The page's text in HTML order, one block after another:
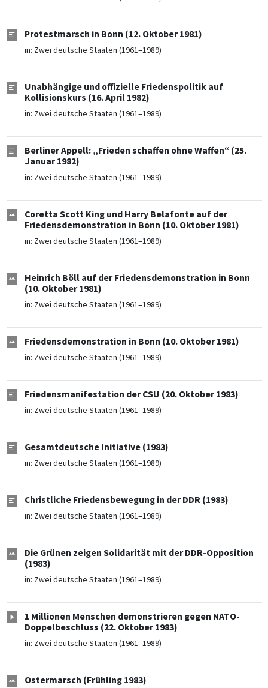
Protestmarsch in Bonn (12. Oktober 1981)
in: Zwei deutsche Staaten (1961–1989)
Unabhängige und offizielle Friedenspolitik auf
Kollisionskurs (16. April 1982)
in: Zwei deutsche Staaten (1961–1989)
Berliner Appell: „Frieden schaffen ohne Waffen“ (25.
Januar 1982)
in: Zwei deutsche Staaten (1961–1989)
Coretta Scott King und Harry Belafonte auf der
Friedensdemonstration in Bonn (10. Oktober 1981)
in: Zwei deutsche Staaten (1961–1989)
Heinrich Böll auf der Friedensdemonstration in Bonn
(10. Oktober 1981)
in: Zwei deutsche Staaten (1961–1989)
Friedensdemonstration in Bonn (10. Oktober 1981)
in: Zwei deutsche Staaten (1961–1989)
Friedensmanifestation der CSU (20. Oktober 1983)
in: Zwei deutsche Staaten (1961–1989)
Gesamtdeutsche Initiative (1983)
in: Zwei deutsche Staaten (1961–1989)
Christliche Friedensbewegung in der DDR (1983)
in: Zwei deutsche Staaten (1961–1989)
Die Grünen zeigen Solidarität mit der DDR-Opposition
(1983)
in: Zwei deutsche Staaten (1961–1989)
1 Millionen Menschen demonstrieren gegen NATO-
Doppelbeschluss (22. Oktober 1983)
in: Zwei deutsche Staaten (1961–1989)
Ostermarsch (Frühling 1983)